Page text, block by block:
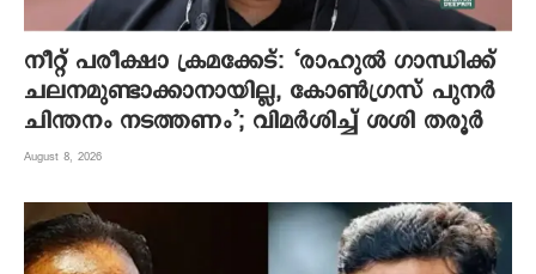
നീറ്റ് പരീക്ഷാ ക്രമക്കേട്: ‘രാഹുൽ ഗാന്ധിക്ക്
ചലനമുണ്ടാക്കാനായില്ല, കോൺഗ്രസ് പുനർ
ചിന്തനം നടത്തണം’; വിമർശിച്ച് ശശി തരൂർ
August 8, 2026